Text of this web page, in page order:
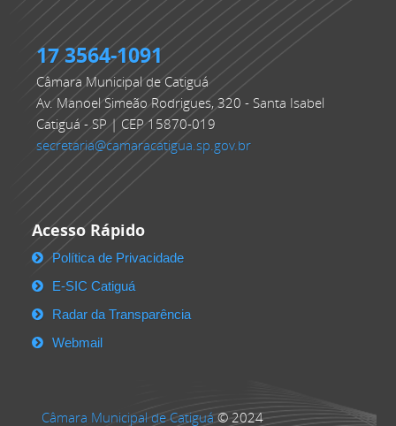
17 3564-1091
Câmara Municipal de Catiguá
Av. Manoel Simeão Rodrigues, 320 - Santa Isabel
Catiguá - SP | CEP 15870-019
secretaria@camaracatigua.sp.gov.br
Acesso Rápido
Política de Privacidade
E-SIC Catiguá
Radar da Transparência
Webmail
Câmara Municipal de Catiguá© 2024